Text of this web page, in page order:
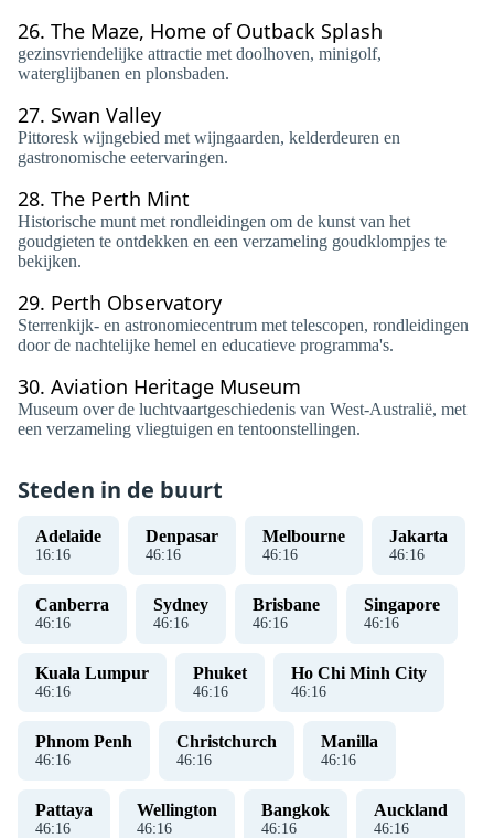
26. The Maze, Home of Outback Splash
gezinsvriendelijke attractie met doolhoven, minigolf,
waterglijbanen en plonsbaden.
27. Swan Valley
Pittoresk wijngebied met wijngaarden, kelderdeuren en
gastronomische eetervaringen.
28. The Perth Mint
Historische munt met rondleidingen om de kunst van het
goudgieten te ontdekken en een verzameling goudklompjes te
bekijken.
29. Perth Observatory
Sterrenkijk- en astronomiecentrum met telescopen, rondleidingen
door de nachtelijke hemel en educatieve programma's.
30. Aviation Heritage Museum
Museum over de luchtvaartgeschiedenis van West-Australië, met
een verzameling vliegtuigen en tentoonstellingen.
Steden in de buurt
Adelaide
16:16
Denpasar
46:16
Melbourne
46:16
Jakarta
46:16
Canberra
46:16
Sydney
46:16
Brisbane
46:16
Singapore
46:16
Kuala Lumpur
46:16
Phuket
46:16
Ho Chi Minh City
46:16
Phnom Penh
46:16
Christchurch
46:16
Manilla
46:16
Pattaya
46:16
Wellington
46:16
Bangkok
46:16
Auckland
46:16